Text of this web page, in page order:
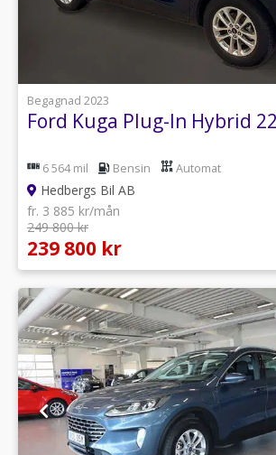
Begagnad 2023
Ford Kuga Plug-In Hybrid
6 564 mil Bensin Automat
Hedbergs Bil AB
fr. 3 885 kr/mån
249 800 kr
239 800 kr